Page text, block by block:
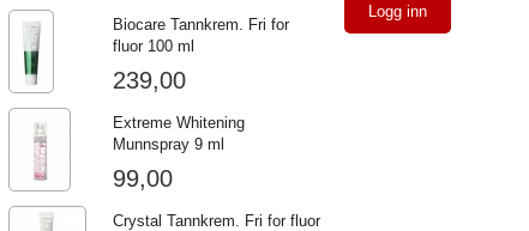
Biocare Tannkrem. Fri for
fluor 100 ml
239,00
Extreme Whitening
Munnspray 9 ml
99,00
Crystal Tannkrem. Fri for fluor